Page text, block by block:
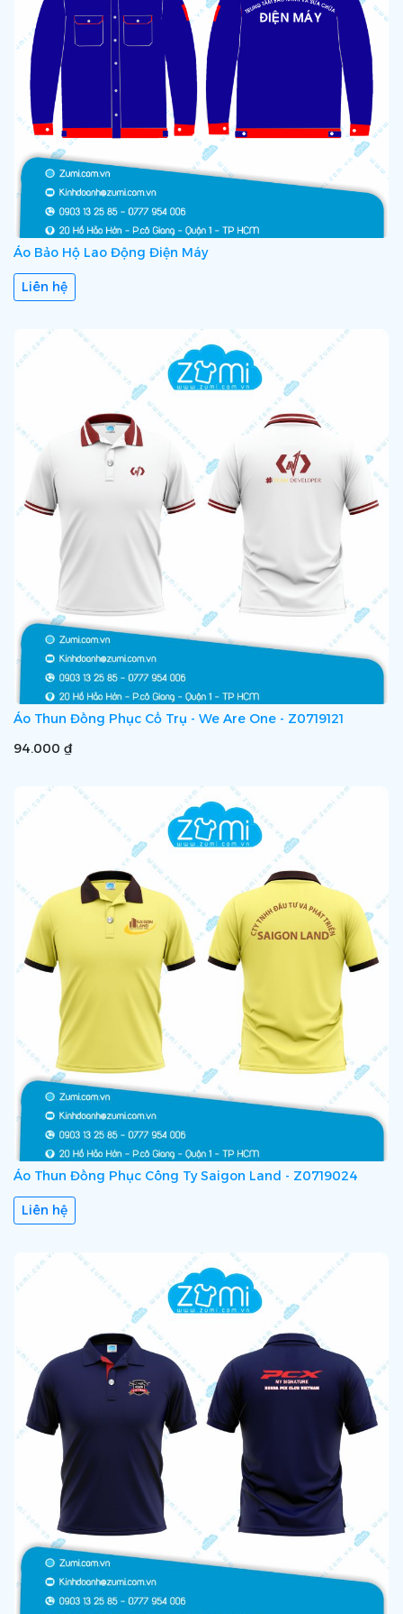
Áo Bảo Hộ Lao Động Điện Máy
Liên hệ
Áo Thun Đồng Phục Cổ Trụ - We Are One - Z0719121
94.000 ₫
Áo Thun Đồng Phục Công Ty Saigon Land - Z0719024
Liên hệ